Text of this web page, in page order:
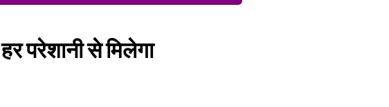
परेशानी से मिलेगा